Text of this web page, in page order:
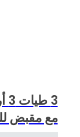
مع مقبض